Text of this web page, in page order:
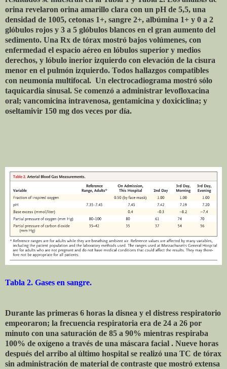
orina revelaron orina amarillo clara con un pH de 5,5, una
densidad de 1005, cetonas 1+, sangre 2+, albúmina 1+ y 0 a 2
glóbulos rojos y 3 a 5 glóbulos blancos en el gran aumento del
sedimento. Una Rx de tórax mostró bajos volúmenes, con
enfermedad el espacio aéreo en lóbulos superior y medios
derechos, y lóbulo inerior izquierdo con elevación de la cisura
menor en el pulmón izquierdo. Todos hallazgos compatibles
con neumonía multifocal. Un electrocadiograma mostró sólo
taquicardia sinusal. Se comenzó a administrar levofloxacina
oral; vancomicina intravenosa, gentamicina y doxiciclina; y
oseltamivir 150 mg dos veces por día.
Tabla 2. Gases en sangre.
Durante las primeras 6 horas la disnea y el distress respiratorio
empeoraron; la frecuencia respiratoria era de 24 a 26 por
minuto con una saturación de 85 a 90% mientras respiraba
100% de oxígeno a través de una máscara facial . Nueve horas
después del arribo al último hospital se realizó una TC de tórax
sin administración de material de contraste que mostró extensa